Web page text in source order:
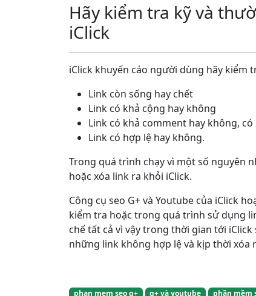
Hãy kiểm tra kỹ và
iClick
iClick khuyến cáo người dùng hãy kiểm
Link còn sống hay chết
Link có khả cộng hay không
Link có khả comment hay không,
Link có hợp lệ hay không.
Trong quá trình chạy vì một số nguyên
hoặc xóa link ra khỏi iClick.
Công cụ seo G+ và Youtube của iClick
kiểm tra hoặc trong quá trình sử dụng
chế tất cả vì vậy trong thời gian tới
những link không hợp lệ và kịp thời xóa
phan mem seo g+ g+ và youtube phần mềm